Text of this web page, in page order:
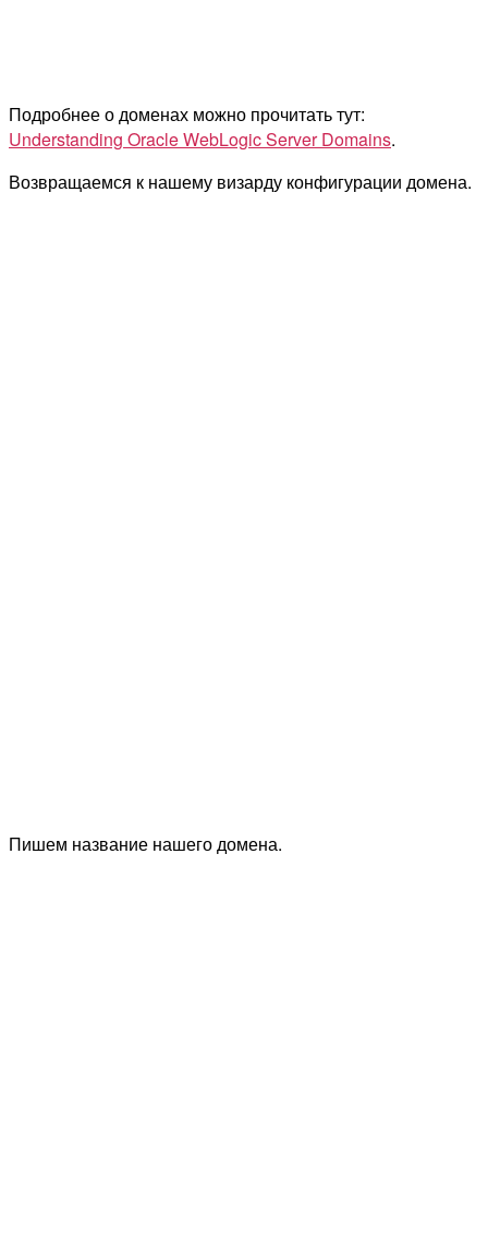
Подробнее о доменах можно прочитать тут:
Understanding Oracle WebLogic Server Domains.
Возвращаемся к нашему визарду конфигурации домена.
Пишем название нашего домена.